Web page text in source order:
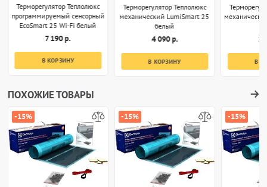
Терморегулятор Теплолюкс
программируемый сенсорный
EcoSmart 25 Wi-Fi белый
7 190 р.
В КОРЗИНУ
Терморегулятор Теплолюкс
механический LumiSmart 25
белый
4 090 р.
В КОРЗИНУ
1
В
ПОХОЖИЕ ТОВАРЫ
-15% -15% -15%